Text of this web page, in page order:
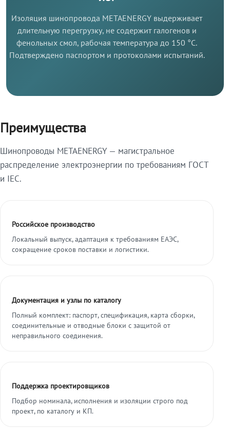
Изоляция шинопровода METAENERGY выдерживает
длительную перегрузку, не содержит галогенов и
фенольных смол, рабочая температура до 150 °C.
Подтверждено паспортом и протоколами испытаний.
Преимущества
Шинопроводы METAENERGY — магистральное
распределение электроэнергии по требованиям ГОСТ
и IEC.
Российское производство
Локальный выпуск, адаптация к требованиям ЕАЭС,
сокращение сроков поставки и логистики.
Документация и узлы по каталогу
Полный комплект: паспорт, спецификация, карта сборки,
соединительные и отводные блоки с защитой от
неправильного соединения.
Поддержка проектировщиков
Подбор номинала, исполнения и изоляции строго под
проект, по каталогу и КП.